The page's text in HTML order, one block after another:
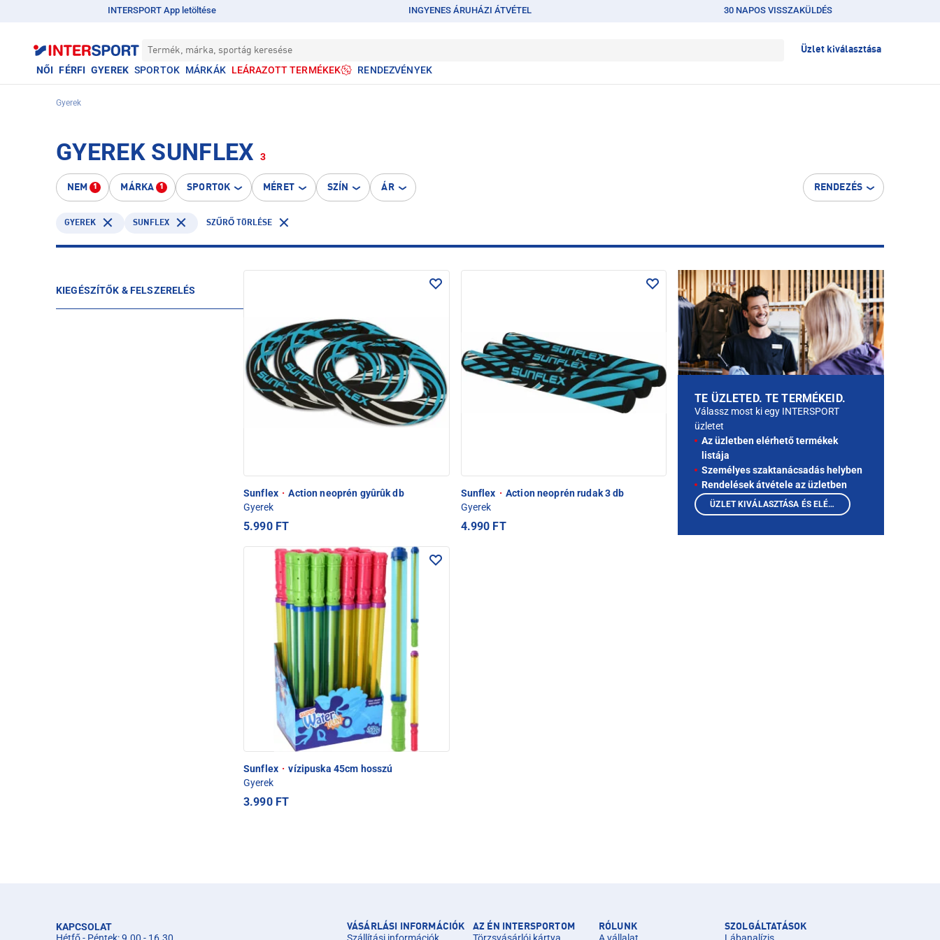
INTERSPORT App letöltése INGYENES ÁRUHÁZI ÁTVÉTEL 30 NAPOS VISSZAKÜLDÉS
Termék, márka, sportág keresése Üzlet kiválasztása
NŐI FÉRFI GYEREK SPORTOK MÁRKÁK LEÁRAZOTT TERMÉKEK RENDEZVÉNYEK
Gyerek
GYEREK SUNFLEX 3
NEM 1 MÁRKA 1 SPORTOK MÉRET SZÍN ÁR RENDEZÉS
GYEREK SUNFLEX SZŰRŐ TÖRLÉSE
KIEGÉSZÍTŐK & FELSZERELÉS
Sunflex · Action neoprén gyûrûk db
Gyerek
5.990 FT
Sunflex · Action neoprén rudak 3 db
Gyerek
4.990 FT
Sunflex · vízipuska 45cm hosszú
Gyerek
3.990 FT
TE ÜZLETED. TE TERMÉKEID.
Válassz most ki egy INTERSPORT
üzletet
Az üzletben elérhető termékek
listája
Személyes szaktanácsadás helyben
Rendelések átvétele az üzletben
ÜZLET KIVÁLASZTÁSA ÉS ELÉRHETŐ TERMÉKEK MEGTEKINTÉSE
KAPCSOLAT
VÁSÁRLÁSI INFORMÁCIÓK AZ ÉN INTERSPORTOM RÓLUNK SZOLGÁLTATÁSOK